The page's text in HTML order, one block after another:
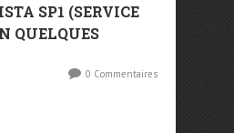
SP1 (SERVICE
QUELQUES
0 Commentaires